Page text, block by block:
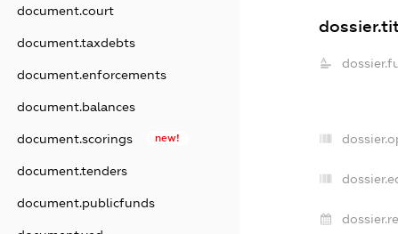
document.court
document.taxdebts
document.enforcements
document.balances
document.scorings new!
document.tenders
document.publicfunds